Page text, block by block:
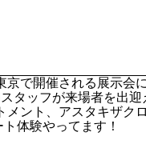
京で開催される展示
タッフが来場者を出
メント、アスタキザク
体験やってます！